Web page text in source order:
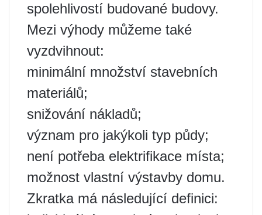
spolehlivostí budované budovy.
Mezi výhody můžeme také
vyzdvihnout:
minimální množství stavebních
materiálů;
snižování nákladů;
význam pro jakýkoli typ půdy;
není potřeba elektrifikace místa;
možnost vlastní výstavby domu.
Zkratka má následující definici: